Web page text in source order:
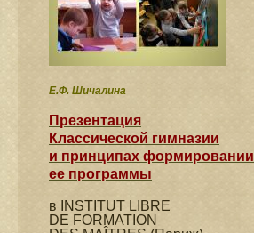
Е.Ф. Шичалина
Презентация
Классической гимназии
и принципах формировании
ее программы
в INSTITUT LIBRE
DE FORMATION